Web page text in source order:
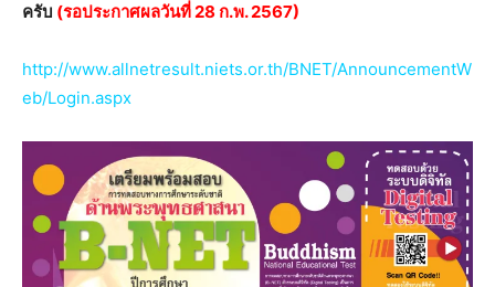
ครับ (รอประกาศผลวันที่ 28 ก.พ. 2567)
http://www.allnetresult.niets.or.th/BNET/AnnouncementW
eb/Login.aspx